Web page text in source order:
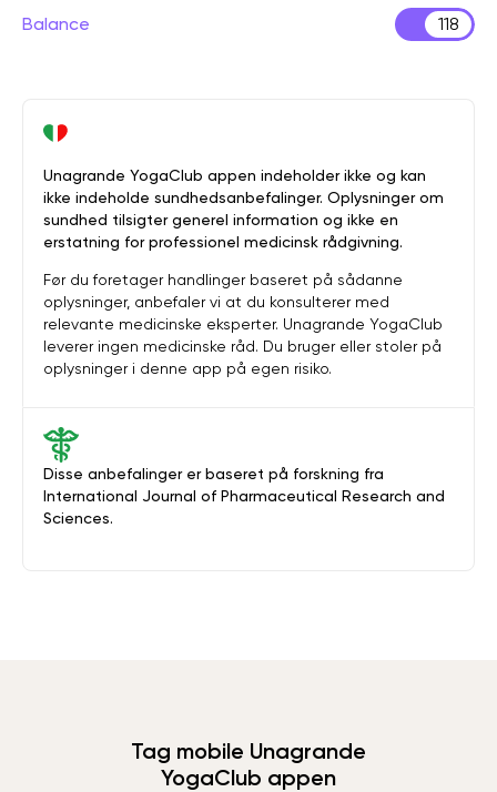
Balance 118
Disse anbefalinger er baseret på forskning fra
International Journal of Pharmaceutical Research and
Sciences.
Unagrande YogaClub appen indeholder ikke og kan
ikke indeholde sundhedsanbefalinger. Oplysninger om
sundhed tilsigter generel information og ikke en
erstatning for professionel medicinsk rådgivning.
Før du foretager handlinger baseret på sådanne
oplysninger, anbefaler vi at du konsulterer med
relevante medicinske eksperter. Unagrande YogaClub
leverer ingen medicinske råd. Du bruger eller stoler på
oplysninger i denne app på egen risiko.
Tag mobile Unagrande
YogaClub appen